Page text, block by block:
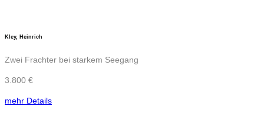
Kley, Heinrich
Zwei Frachter bei starkem Seegang
3.800 €
mehr Details